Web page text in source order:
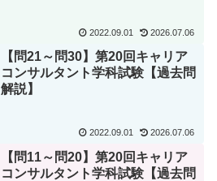
2022.09.01 2026.07.06
【問21～問30】第20回キャリア
コンサルタント学科試験【過去問
解説】
2022.09.01 2026.07.06
【問11～問20】第20回キャリア
コンサルタント学科試験【過去問